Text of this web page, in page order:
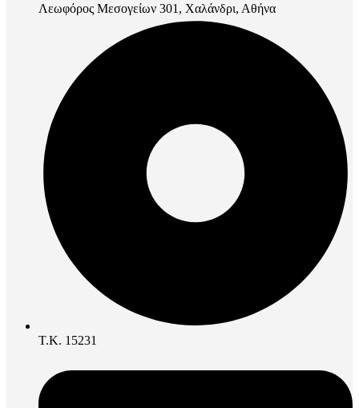
Λεωφόρος Μεσογείων 301, Χαλάνδρι, Αθήνα
Τ.Κ. 15231